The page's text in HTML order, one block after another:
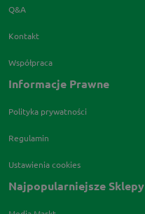
Q&A
Kontakt
Współpraca
Informacje Prawne
Polityka prywatności
Regulamin
Ustawienia cookies
Najpopularniejsze Sklepy